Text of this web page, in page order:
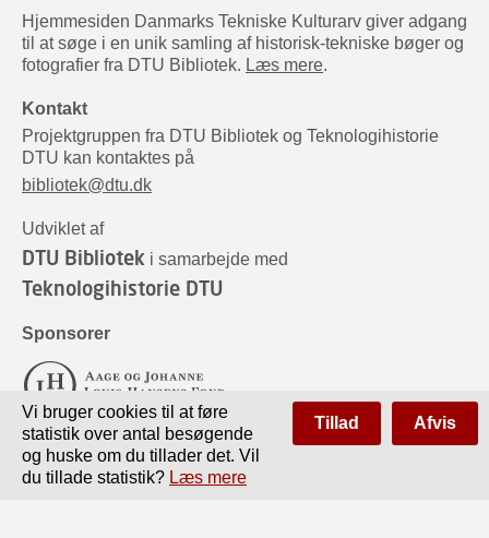
Hjemmesiden Danmarks Tekniske Kulturarv giver adgang
til at søge i en unik samling af historisk-tekniske bøger og
fotografier fra DTU Bibliotek. Læs mere.
Kontakt
Projektgruppen fra DTU Bibliotek og Teknologihistorie
DTU kan kontaktes på
bibliotek@dtu.dk
Udviklet af
DTU Bibliotek i samarbejde med
Teknologihistorie DTU
Sponsorer
Vi bruger cookies til at føre
statistik over antal besøgende
og huske om du tillader det. Vil
du tillade statistik? Læs mere
Tillad Afvis